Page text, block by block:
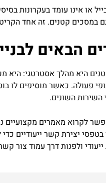
או אינו עומד בעקרונות
במסכים קטנים. זה אחד
הבאים
היא מהלך אסטרטגי: היא
השירות השונים.
לקרוא מאמרים מקצועיים
בטפסי יצירת קשר
ייעודי ולפנות דרך עמוד